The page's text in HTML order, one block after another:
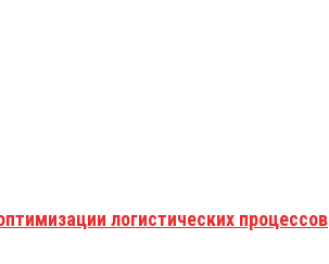
логистических процессов